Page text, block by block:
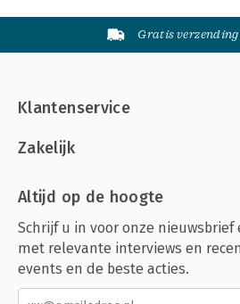
Gratis
Klantenservice
Zakelijk
Altijd op de hoogte
Schrijf u in voor onze
met relevante interviews en
events en de beste acties.